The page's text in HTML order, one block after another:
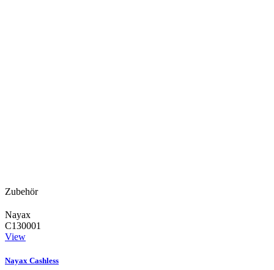
Zubehör
Nayax
C130001
View
Nayax Cashless